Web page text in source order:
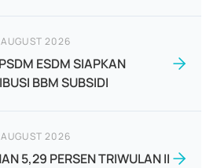
2026
ESDM SIAPKAN
BBM SUBSIDI
2026
5,29 PERSEN TRIWULAN II